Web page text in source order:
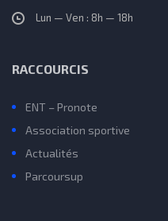
Lun — Ven : 8h — 18h
RACCOURCIS
ENT – Pronote
Association sportive
Actualités
Parcoursup